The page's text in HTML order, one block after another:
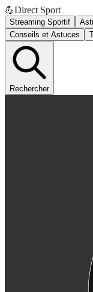
💪Direct Sport
Streaming Sportif
Conseils et Astuces
Rechercher